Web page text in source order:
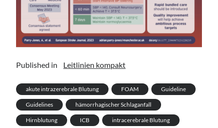
Published in Leitlinien kompakt
akute intrazerebrale Blutung FOAM Guideline
Guidelines hämorrhagischer Schlaganfall
Hirnblutung ICB intracerebrale Blutung